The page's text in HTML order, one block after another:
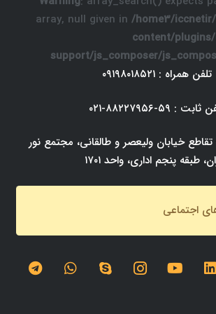
array, null given in /home3/
content/
support/js_composer/
تلفن همراه : ۰۹۱۹۸۰۱۸۵۲۱
: ۵۹-۸۸۲۲۷۹۵۶-۰۲۱
خیابان ولیعصر و طالقانی، مجتمع نور
طبقه پنجم اداری، واحد ۱۷۰۱
اجتماعی